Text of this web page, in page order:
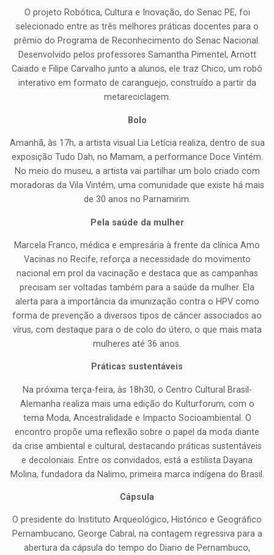
O projeto Robótica, Cultura e Inovação, do Senac PE, foi
selecionado entre as três melhores práticas docentes para o
prêmio do Programa de Reconhecimento do Senac Nacional.
Desenvolvido pelos professores Samantha Pimentel, Arnott
Caiado e Filipe Carvalho junto a alunos, ele traz Chico, um robô
interativo em formato de caranguejo, construído a partir da
metareciclagem.
Bolo
Amanhã, às 17h, a artista visual Lia Letícia realiza, dentro de sua
exposição Tudo Dah, no Mamam, a performance Doce Vintém.
No meio do museu, a artista vai partilhar um bolo criado com
moradoras da Vila Vintém, uma comunidade que existe há mais
de 30 anos no Parnamirim.
Pela saúde da mulher
Marcela Franco, médica e empresária à frente da clínica Amo
Vacinas no Recife, reforça a necessidade do movimento
nacional em prol da vacinação e destaca que as campanhas
precisam ser voltadas também para a saúde da mulher. Ela
alerta para a importância da imunização contra o HPV como
forma de prevenção a diversos tipos de câncer associados ao
vírus, com destaque para o de colo do útero, o que mais mata
mulheres até 36 anos.
Práticas sustentáveis
Na próxima terça-feira, às 18h30, o Centro Cultural Brasil-
Alemanha realiza mais uma edição do Kulturforum, com o
tema Moda, Ancestralidade e Impacto Socioambiental. O
encontro propõe uma reflexão sobre o papel da moda diante
da crise ambiental e cultural, destacando práticas sustentáveis
e decoloniais. Entre os convidados, está a estilista Dayana
Molina, fundadora da Nalimo, primeira marca indígena do Brasil.
Cápsula
O presidente do Instituto Arqueológico, Histórico e Geográfico
Pernambucano, George Cabral, na contagem regressiva para a
abertura da cápsula do tempo do Diario de Pernambuco,